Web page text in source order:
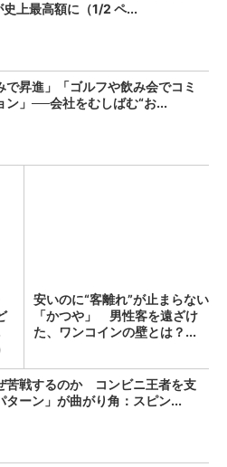
上最高額に（1/2 ペ...
で昇進」「ゴルフや飲み会でコミ
ン」──会社をむしばむ“お...
安いのに“客離れ”が止まらない
「かつや」 男性客を遠ざけ
た、ワンコインの壁とは？...
苦戦するのか コンビニ王者を支
ターン」が曲がり角：スピン...